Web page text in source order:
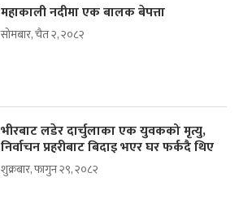
महाकाली नदीमा एक बालक बेपत्ता
सोमबार, चैत २, २०८२
भीरबाट लडेर दार्चुलाका एक युवकको मृत्यु,
निर्वाचन प्रहरीबाट बिदाइ भएर घर फर्कदै थिए
शुक्रबार, फागुन २९, २०८२